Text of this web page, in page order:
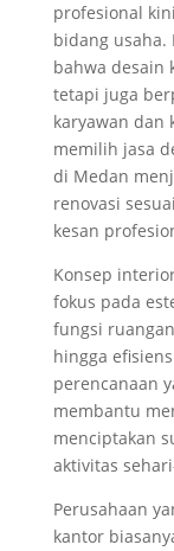
profesional
bidang usaha.
bahwa desain
tetapi juga
karyawan dan
memilih jasa
di Medan
renovasi
kesan
Konsep
fokus pada
fungsi
hingga
perencanaan
membantu
menciptakan
aktivitas
Perusahaan
kantor